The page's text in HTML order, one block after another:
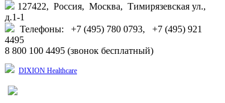
127422, Россия, Москва, Тимирязевская ул.,
д.1-1
Телефоны: +7 (495) 780 0793, +7 (495) 921
4495
8 800 100 4495 (звонок бесплатный)
DIXION Healthcare